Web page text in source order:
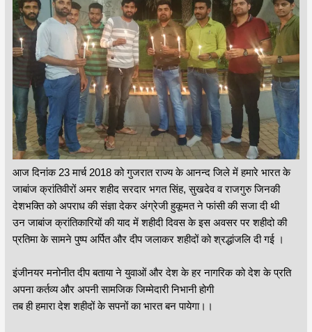
आज दिनांक 23 मार्च 2018 को गुजरात राज्य के आनन्द जिले में हमारे भारत के
जाबांज क्रांतिवीरों अमर शहीद सरदार भगत सिंह, सुखदेव व राजगुरु जिनकी
देशभक्ति को अपराध की संज्ञा देकर अंग्रेजी हुकूमत ने फांसी की सजा दी थी
उन जाबांज क्रांतिकारियों की याद में शहीदी दिवस के इस अवसर पर शहीदो की
प्रतिमा के सामने पुष्प अर्पित और दीप जलाकर शहीदों को श्रद्धांजलि दी गई ।
इंजीनयर मनोनीत दीप बताया ने युवाओं और देश के हर नागरिक को देश के प्रति
अपना कर्तव्य और अपनी सामजिक जिम्मेदारी निभानी होगी
तब ही हमारा देश शहीदों के सपनों का भारत बन पायेगा।।